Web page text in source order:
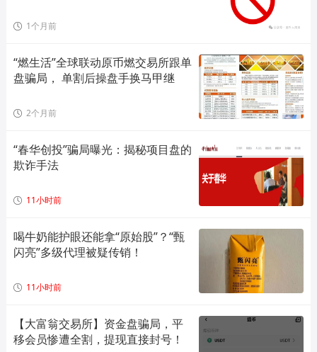
1个月前
“燃生活”全球联动原币燃交易所跟单
盘骗局， 单割后操盘手换马甲继
2个月前
“春华创投”骗局曝光：揭秘项目盘的
欺诈手法
11小时前
喝牛奶能护眼还能拿“原始股”？“甄
闪亮”多级代理被疑传销！
11小时前
【大富翁交易所】资金盘骗局，平
移会员惨遭全割，提现直接封号！